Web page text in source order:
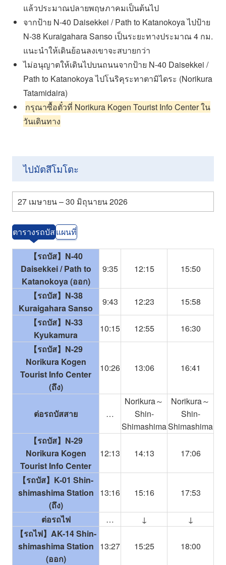
แล้วประมาณปลายพฤษภาคมเป็นต้นไป
จากป้าย N-40 Daisekkei / Path to Katanokoya ไปป้าย
N-38 Kuraigahara Sanso เป็นระยะทางประมาณ 4 กม.
แนะนำให้เดินย้อนลงเขาจะสบายกว่า
ไม่อนุญาตให้เดินไปบนถนนจากป้าย N-40 Daisekkei /
Path to Katanokoya ไปโนริคุระทาตามิไดระ (Norikura
Tatamidaira)
กรุณาซื้อตั๋วที่ Norikura Kogen Tourist Info Center ใน
วันเดินทาง
ไปมัตสึโมโตะ
27 เมษายน – 30 มิถุนายน 2026
ตารางรถบัสแผนที่
【รถบัส】N-40
Daisekkei / Path to
Katanokoya (ออก)
9:35 12:15 15:50
【รถบัส】N-38
Kuraigahara Sanso
9:43 12:23
15:58
【รถบัส】N-33
Kyukamura
10:15 12:55
16:30
【รถบัส】N-29
Norikura Kogen
Tourist Info Center
(ถึง)
10:26 13:06 16:41
ต่อรถบัสสาย …
Norikura～
Shin-
Shimashima
Norikura～
Shin-
Shimashima
【รถบัส】N-29
Norikura Kogen
Tourist Info Center
12:13 14:13 17:06
【รถบัส】K-01 Shin-
shimashima Station
(ถึง)
13:16 15:16 17:53
ต่อรถไฟ … ↓
↓
【รถไฟ】AK-14 Shin-
shimashima Station
(ออก)
13:27 15:25 18:00